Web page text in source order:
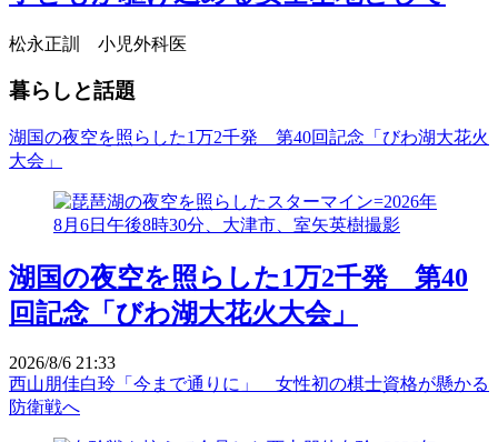
松永正訓 小児外科医
暮らしと話題
湖国の夜空を照らした1万2千発 第40回記念「びわ湖大花火
大会」
湖国の夜空を照らした1万2千発 第40
回記念「びわ湖大花火大会」
2026/8/6 21:33
西山朋佳白玲「今まで通りに」 女性初の棋士資格が懸かる
防衛戦へ